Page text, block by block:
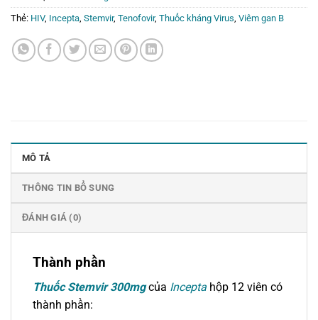
Thẻ: HIV, Incepta, Stemvir, Tenofovir, Thuốc kháng Virus, Viêm gan B
MÔ TẢ
THÔNG TIN BỔ SUNG
ĐÁNH GIÁ (0)
Thành phần
Thuốc Stemvir 300mgcủa Incepta hộp 12 viên có
thành phần: